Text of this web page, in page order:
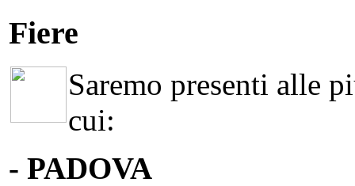
Fiere
Saremo presenti alle
cui:
- PADOVA